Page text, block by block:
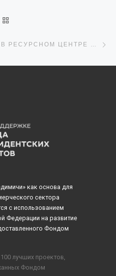
ПОСЛЕ ЛЕТНИХ КАНИКУЛ В РЕСУРСНОМ ЦЕНТРЕ «РАДИМИЧИ» ПРОДОЛЖАЕТСЯ ОБУЧЕНИЕ
как основа для
сектора
с использованием
Федерации на развитие
Фондом
лучших проектов,
Фондом